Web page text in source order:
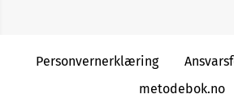
Personvernerklæring
metodebok.no